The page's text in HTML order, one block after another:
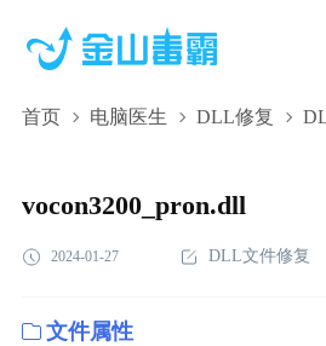
首页 电脑医生 DLL修复
vocon3200_pron.dll,vocon3200_pron.dll
vocon3200_pron.dll
2024-01-27 DLL文件修复
文件属性